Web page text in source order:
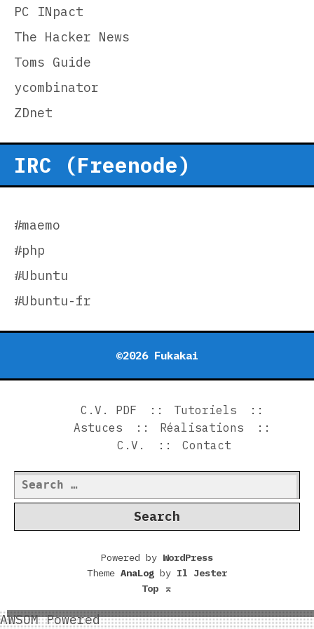
PC INpact
The Hacker News
Toms Guide
ycombinator
ZDnet
IRC (Freenode)
#maemo
#php
#Ubuntu
#Ubuntu-fr
©2026 Fukakai
C.V. PDF
Tutoriels
Astuces
Réalisations
C.V.
Contact
Search
for:
Powered by WordPress
Theme AnaLog by Il Jester
Top
⌅
AWSOM Powered